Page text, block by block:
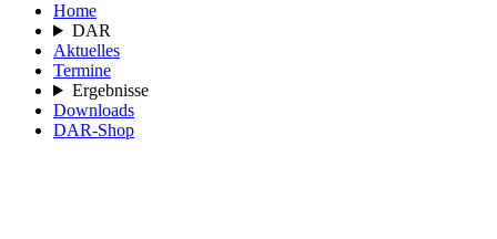
Home
DAR
Aktuelles
Termine
Ergebnisse
Downloads
DAR-Shop